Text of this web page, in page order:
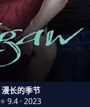
漫长的季节
⭐ 9.4 · 2023